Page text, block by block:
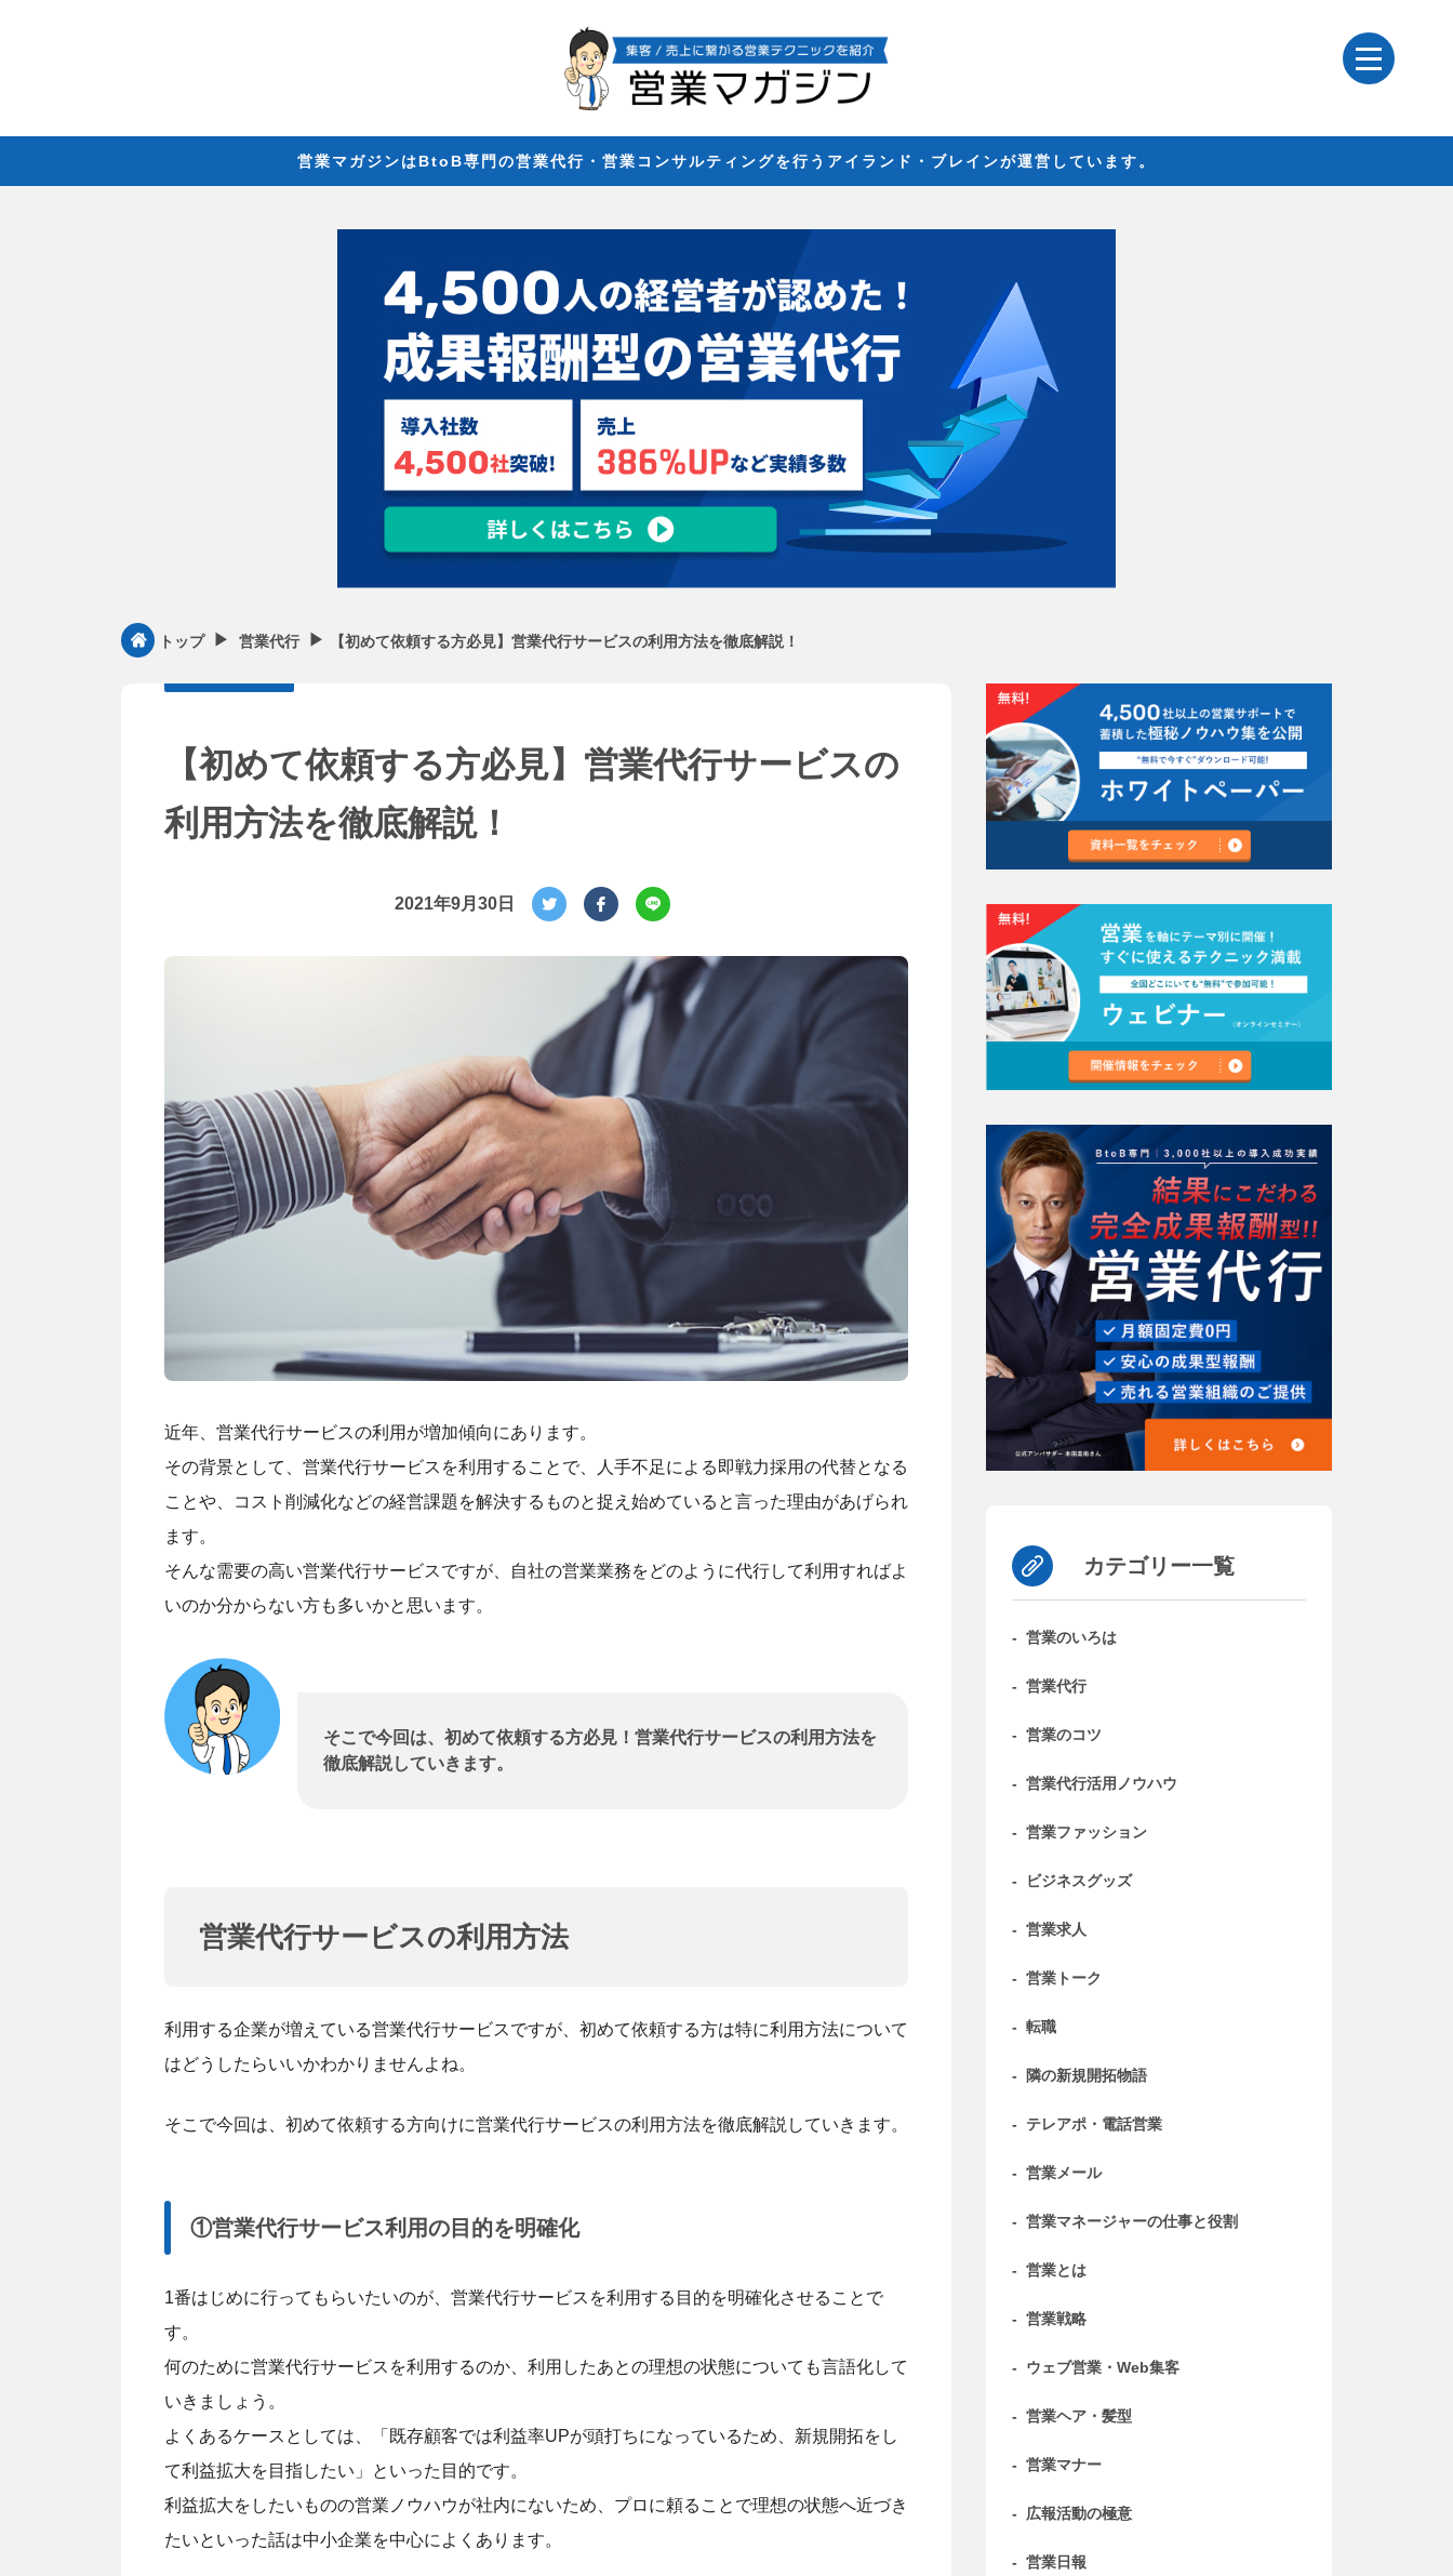
営業マガジンはBtoB専門の営業代行・営業コンサルティングを行うアイランド・ブレインが運営しています。
トップ ▶︎ 営業代行 ▶︎ 【初めて依頼する方必見】営業代行サービスの利用方法を徹底解説！
【初めて依頼する方必見】営業代行サービスの
利用方法を徹底解説！
2021年9月30日
近年、営業代行サービスの利用が増加傾向にあります。
その背景として、営業代行サービスを利用することで、人手不足による即戦力採用の代替となる
ことや、コスト削減化などの経営課題を解決するものと捉え始めていると言った理由があげられ
ます。
そんな需要の高い営業代行サービスですが、自社の営業業務をどのように代行して利用すればよ
いのか分からない方も多いかと思います。
そこで今回は、初めて依頼する方必見！営業代行サービスの利用方法を
徹底解説していきます。
営業代行サービスの利用方法
利用する企業が増えている営業代行サービスですが、初めて依頼する方は特に利用方法について
はどうしたらいいかわかりませんよね。
そこで今回は、初めて依頼する方向けに営業代行サービスの利用方法を徹底解説していきます。
①営業代行サービス利用の目的を明確化
1番はじめに行ってもらいたいのが、営業代行サービスを利用する目的を明確化させることで
す。
何のために営業代行サービスを利用するのか、利用したあとの理想の状態についても言語化して
いきましょう。
よくあるケースとしては、「既存顧客では利益率UPが頭打ちになっているため、新規開拓をし
て利益拡大を目指したい」といった目的です。
利益拡大をしたいものの営業ノウハウが社内にないため、プロに頼ることで理想の状態へ近づき
たいといった話は中小企業を中心によくあります。
カテゴリー一覧
- 営業のいろは
- 営業代行
- 営業のコツ
- 営業代行活用ノウハウ
- 営業ファッション
- ビジネスグッズ
- 営業求人
- 営業トーク
- 転職
- 隣の新規開拓物語
- テレアポ・電話営業
- 営業メール
- 営業マネージャーの仕事と役割
- 営業とは
- 営業戦略
- ウェブ営業・Web集客
- 営業ヘア・髪型
- 営業マナー
- 広報活動の極意
- 営業日報